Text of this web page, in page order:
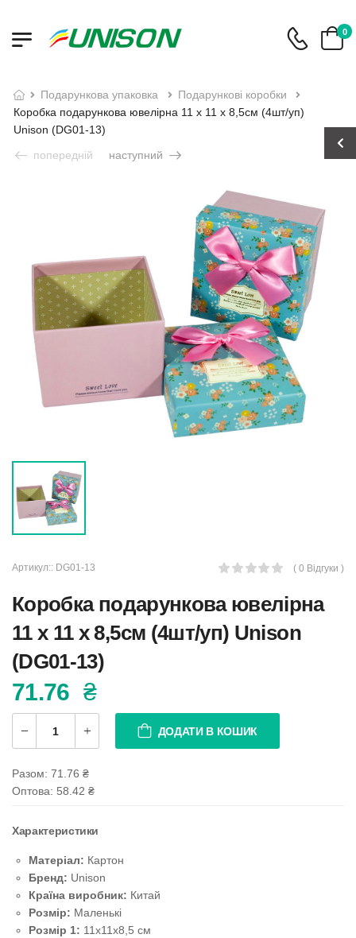
0
подарункова упаковка
подарункові коробки
Коробка подарункова ювелірна 11 x 11 x 8,5см (4шт/уп)
Unison (DG01-13)
попередній
наступний
Артикул:: DG01-13 ( 0 Відгуки )
Коробка подарункова ювелірна
11 x 11 x 8,5см (4шт/уп) Unison
(DG01-13)
71.76 ₴
ДОДАТИ В КОШИК
Разом: 71.76 ₴
Оптова: 58.42 ₴
Характеристики
Матеріал: Картон
Бренд: Unison
Країна виробник: Китай
Розмір: Маленькі
Розмір 1: 11х11х8,5 см